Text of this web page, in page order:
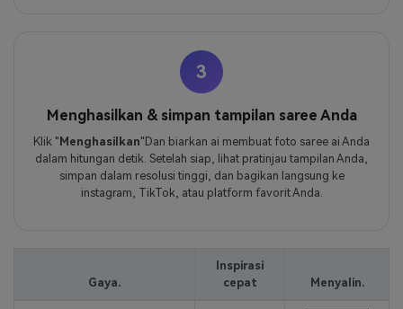
3
Menghasilkan & simpan tampilan saree Anda
Klik "Menghasilkan"Dan biarkan ai membuat foto saree ai Anda
dalam hitungan detik. Setelah siap, lihat pratinjau tampilan Anda,
simpan dalam resolusi tinggi, dan bagikan langsung ke
instagram, TikTok, atau platform favorit Anda.
Gaya.
Inspirasi
cepat
Menyalin.